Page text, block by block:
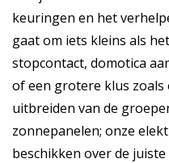
keuringen en het
gaat om iets kleins als
stopcontact, domotica
of een grotere klus
uitbreiden van de
zonnepanelen; onze
beschikken over de